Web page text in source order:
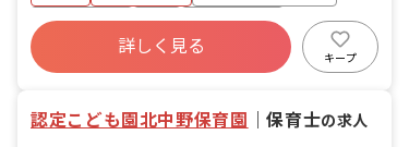
社会保険完備
有給
昇給昇進あり
産休育休制度
社会福祉法人
車通勤可
詳しく見る
キープ
認定こども園北中野保育園 ｜保育士の求人